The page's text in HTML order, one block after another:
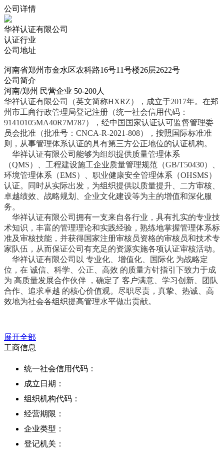
公司详情
华祥认证有限公司
认证行业
公司地址
河南省郑州市金水区农科路16号11号楼26层2622号
公司简介
河南/郑州 民营企业 50-200人
华祥认证有限公司（英文简称HXRZ），成立于2017年。在郑
州市工商行政管理局登记注册（统一社会信用代码：
91410105MA40R7M787），经中国国家认证认可监督管理委
员会批准（批准号：CNCA-R-2021-808），按照国际标准准
则，从事管理体系认证的具有第三方公正地位的认证机构。
华祥认证有限公司能够为组织提供质量管理体系
（QMS）、工程建设施工企业质量管理规范（GB/T50430）、
环境管理体系（EMS）、职业健康安全管理体系（OHSMS）
认证。同时从实际出发，为组织提供以质量提升、二方审核、
卓越绩效、战略规划、企业文化建设等为主的增值和深化服
务。
华祥认证有限公司拥有一支来自各行业，具有扎实的专业技
术知识，丰富的管理理论和实践经验，熟练地掌握管理体系标
准及审核技能，并获得国家注册审核员资格的审核员和技术专
家队伍，从而保证公司有充足的资源实施各项认证审核活动。
华祥认证有限公司以 专业化、增值化、国际化 为战略定
位，在 诚信、科学、公正、高效 的质量方针指引下致力于成
为 高质量发展合作伙伴 ，确定了 客户满意、学习创新、团队
合作、追求卓越 的核心价值观。尽职尽责，真挚、热诚、高
效地为社会各组织提高管理水平做出贡献。
展开全部
工商信息
统一社会信用代码：
成立日期：
组织机构代码：
经营期限：
企业类型：
登记机关：